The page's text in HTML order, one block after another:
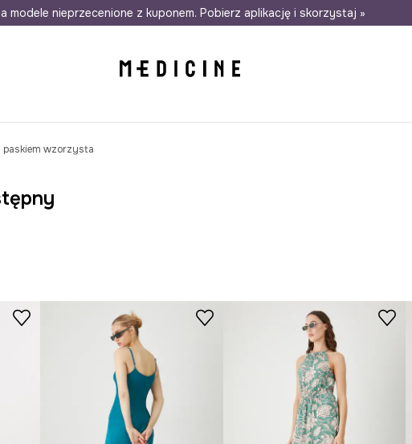
w 24h Darmowa dostawa do salonów 30 dni na zwrot
modele nieprzecenione z kuponem. Pobierz aplikację i skorzystaj »
paskiem wzorzysta